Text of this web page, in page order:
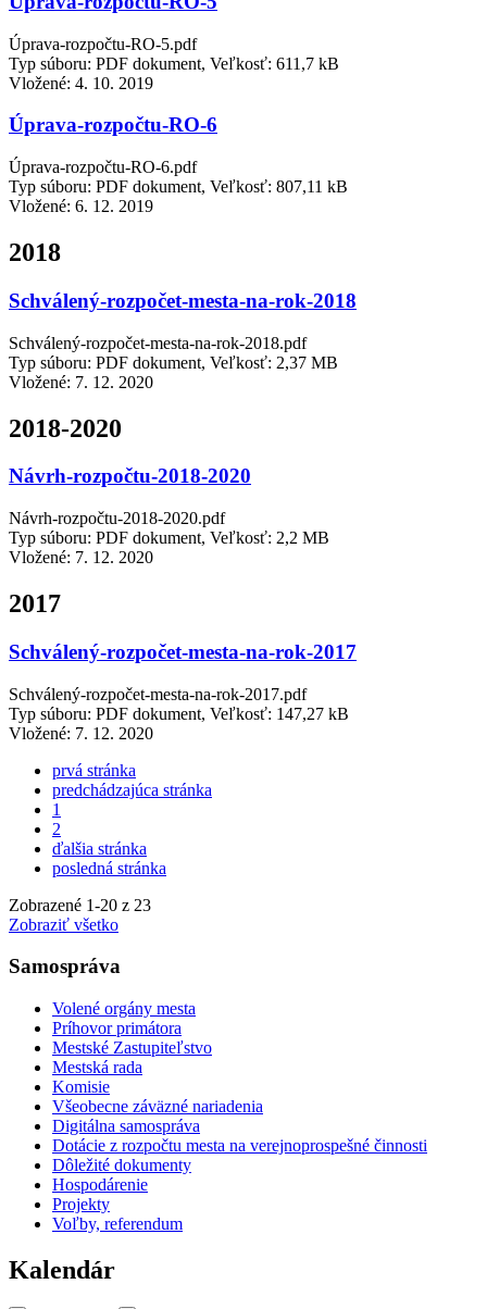
Úprava-rozpočtu-RO-5.pdf
Typ súboru: PDF dokument, Veľkosť: 611,7 kB
Vložené: 4. 10. 2019
Úprava-rozpočtu-RO-6
Úprava-rozpočtu-RO-6.pdf
Typ súboru: PDF dokument, Veľkosť: 807,11 kB
Vložené: 6. 12. 2019
2018
Schválený-rozpočet-mesta-na-rok-2018
Schválený-rozpočet-mesta-na-rok-2018.pdf
Typ súboru: PDF dokument, Veľkosť: 2,37 MB
Vložené: 7. 12. 2020
2018-2020
Návrh-rozpočtu-2018-2020
Návrh-rozpočtu-2018-2020.pdf
Typ súboru: PDF dokument, Veľkosť: 2,2 MB
Vložené: 7. 12. 2020
2017
Schválený-rozpočet-mesta-na-rok-2017
Schválený-rozpočet-mesta-na-rok-2017.pdf
Typ súboru: PDF dokument, Veľkosť: 147,27 kB
Vložené: 7. 12. 2020
prvá stránka
predchádzajúca stránka
1
2
ďalšia stránka
posledná stránka
Zobrazené 1-20 z 23
Zobraziť všetko
Samospráva
Volené orgány mesta
Príhovor primátora
Mestské Zastupiteľstvo
Mestská rada
Komisie
Všeobecne záväzné nariadenia
Digitálna samospráva
Dotácie z rozpočtu mesta na verejnoprospešné činnosti
Dôležité dokumenty
Hospodárenie
Projekty
Voľby, referendum
Kalendár